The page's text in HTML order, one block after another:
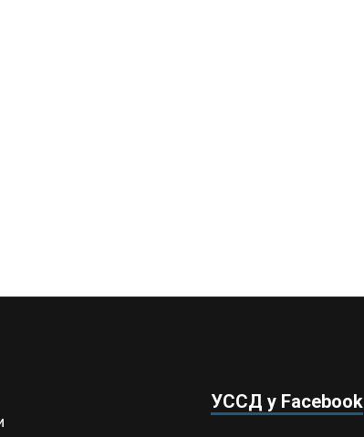
УССД у Facebook